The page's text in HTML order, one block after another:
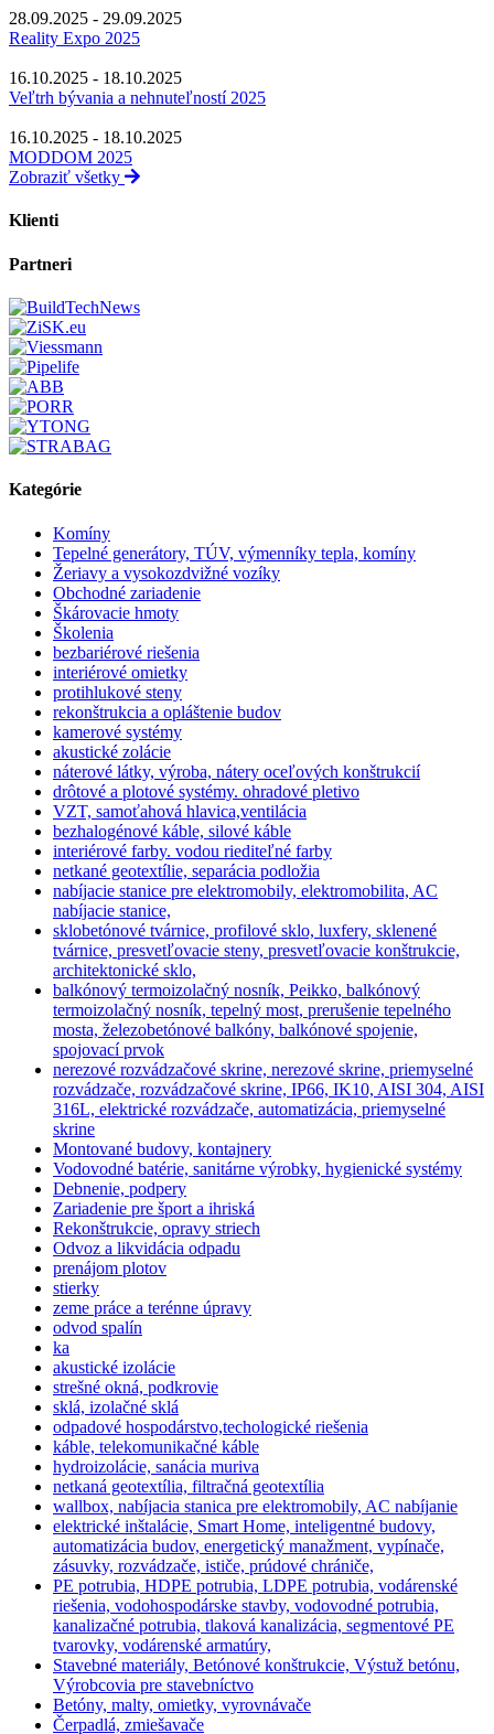
28.09.2025 - 29.09.2025
Reality Expo 2025
16.10.2025 - 18.10.2025
Veľtrh bývania a nehnuteľností 2025
16.10.2025 - 18.10.2025
MODDOM 2025
Zobraziť všetky
Klienti
Partneri
Kategórie
Komíny
Tepelné generátory, TÚV, výmenníky tepla, komíny
Žeriavy a vysokozdvižné vozíky
Obchodné zariadenie
Škárovacie hmoty
Školenia
bezbariérové riešenia
interiérové omietky
protihlukové steny
rekonštrukcia a opláštenie budov
kamerové systémy
akustické zolácie
náterové látky, výroba, nátery oceľových konštrukcií
drôtové a plotové systémy. ohradové pletivo
VZT, samoťahová hlavica,ventilácia
bezhalogénové káble, silové káble
interiérové farby. vodou riediteľné farby
netkané geotextílie, separácia podložia
nabíjacie stanice pre elektromobily, elektromobilita, AC
nabíjacie stanice,
sklobetónové tvárnice, profilové sklo, luxfery, sklenené
tvárnice, presvetľovacie steny, presvetľovacie konštrukcie,
architektonické sklo,
balkónový termoizolačný nosník, Peikko, balkónový
termoizolačný nosník, tepelný most, prerušenie tepelného
mosta, železobetónové balkóny, balkónové spojenie,
spojovací prvok
nerezové rozvádzačové skrine, nerezové skrine, priemyselné
rozvádzače, rozvádzačové skrine, IP66, IK10, AISI 304, AISI
316L, elektrické rozvádzače, automatizácia, priemyselné
skrine
Montované budovy, kontajnery
Vodovodné batérie, sanitárne výrobky, hygienické systémy
Debnenie, podpery
Zariadenie pre šport a ihriská
Rekonštrukcie, opravy striech
Odvoz a likvidácia odpadu
prenájom plotov
stierky
zeme práce a terénne úpravy
odvod spalín
ka
akustické izolácie
strešné okná, podkrovie
sklá, izolačné sklá
odpadové hospodárstvo,techologické riešenia
káble, telekomunikačné káble
hydroizolácie, sanácia muriva
netkaná geotextília, filtračná geotextília
wallbox, nabíjacia stanica pre elektromobily, AC nabíjanie
elektrické inštalácie, Smart Home, inteligentné budovy,
automatizácia budov, energetický manažment, vypínače,
zásuvky, rozvádzače, ističe, prúdové chrániče,
PE potrubia, HDPE potrubia, LDPE potrubia, vodárenské
riešenia, vodohospodárske stavby, vodovodné potrubia,
kanalizačné potrubia, tlaková kanalizácia, segmentové PE
tvarovky, vodárenské armatúry,
Stavebné materiály, Betónové konštrukcie, Výstuž betónu,
Výrobcovia pre stavebníctvo
Betóny, malty, omietky, vyrovnávače
Čerpadlá, zmiešavače